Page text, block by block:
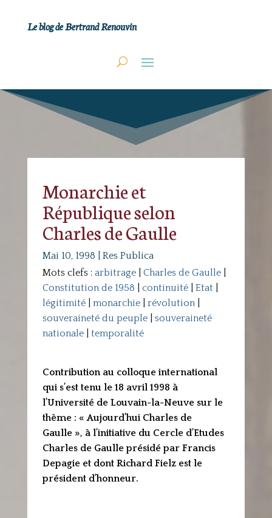
Le blog de Bertrand Renouvin
Monarchie et
République selon
Charles de Gaulle
Mai 10, 1998
Res Publica
Mots clefs : arbitrage| Charles de Gaulle|
Constitution de 1958
continuité| Etat|
légitimité| monarchie| révolution|
souveraineté du peuple| souveraineté
nationale| temporalité
Contribution au colloque international
qui s’est tenu le 18 avril 1998 à
l’Université de Louvain-la-Neuve sur le
thème : « Aujourd’hui Charles de
Gaulle », à l’initiative du Cercle d’Etudes
Charles de Gaulle présidé par Francis
Depagie et dont Richard Fielz est le
président d’honneur.